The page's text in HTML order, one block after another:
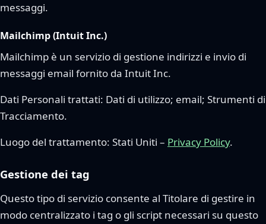
messaggi.
Mailchimp (Intuit Inc.)
Mailchimp è un servizio di gestione indirizzi e invio di
messaggi email fornito da Intuit Inc.
Dati Personali trattati: Dati di utilizzo; email; Strumenti di
Tracciamento.
Luogo del trattamento: Stati Uniti – Privacy Policy.
Gestione dei tag
Questo tipo di servizio consente al Titolare di gestire in
modo centralizzato i tag o gli script necessari su questo